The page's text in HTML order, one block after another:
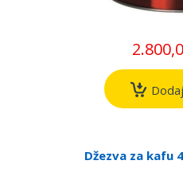
Džezva za kafu